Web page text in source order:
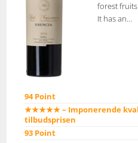
forest
It has an...
94 Point
★★★★★ – Imponerende
tilbudsprisen
93 Point